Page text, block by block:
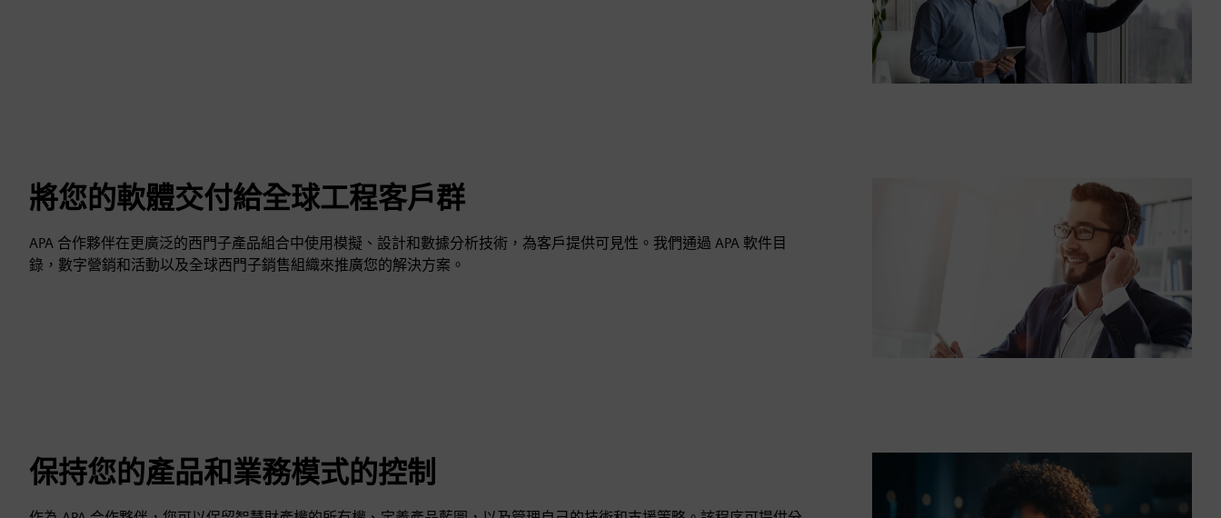
將您的軟體交付給全球工程客戶群
APA 合作夥伴在更廣泛的西門子產品組合中使用模擬、設計和數據分析技術，為客戶提供可見性。我們通過 APA 軟件目
錄，數字營銷和活動以及全球西門子銷售組織來推廣您的解決方案。
保持您的產品和業務模式的控制